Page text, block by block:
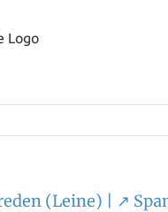
(Leine) | ↗️